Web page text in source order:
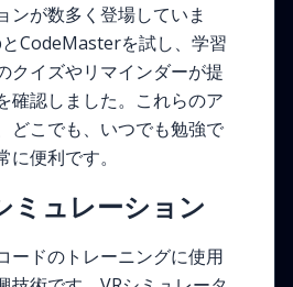
ンが数多く登場していま
CodeMasterを試し、学習
クイズやリマインダーが提
確認しました。これらのア
どこでも、いつでも勉強で
便利です。
ミュレーション
ードのトレーニングに使用